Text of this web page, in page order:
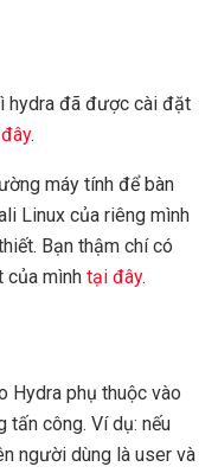
hydra đã được cài đặt
.
máy tính để bàn
Linux của riêng mình
Bạn thậm chí có
của mình tại đây.
Hydra phụ thuộc vào
tấn công. Ví dụ: nếu
người dùng là user và